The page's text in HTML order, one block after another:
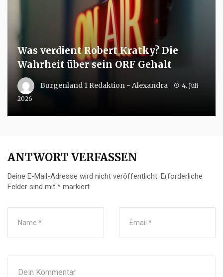
Was verdient Robert Kratky? Die
Wahrheit über sein ORF Gehalt
Burgenland 1 Redaktion - Alexandra
4. Juli
2026
ANTWORT VERFASSEN
Deine E-Mail-Adresse wird nicht veröffentlicht. Erforderliche
Felder sind mit * markiert